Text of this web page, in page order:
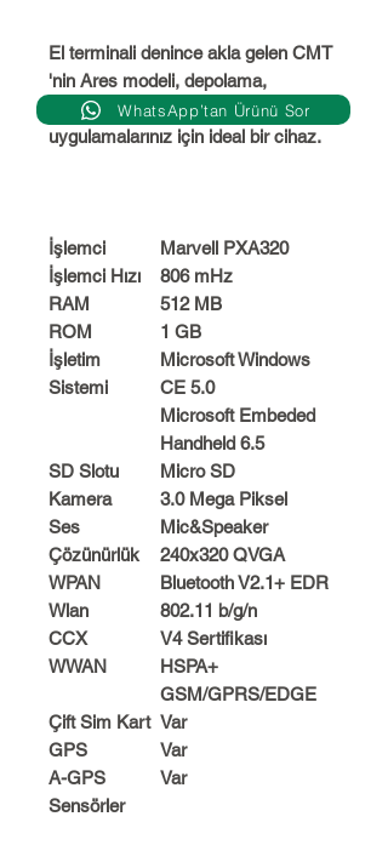
El terminali denince akla gelen CMT
'nin Ares modeli, depolama,
mağazacılık, sevkiyat ve sayım
uygulamalarınız için ideal bir cihaz.
İşlemci
Marvell PXA320
İşlemci Hızı
806 mHz
RAM
512 MB
ROM
1 GB
İşletim
Sistemi
Microsoft Windows
CE 5.0
Microsoft Embeded
Handheld 6.5
SD Slotu
Micro SD
Kamera
3.0 Mega Piksel
Ses
Mic&Speaker
Çözünürlük
240x320 QVGA
WPAN
Bluetooth V2.1+ EDR
Wlan
802.11 b/g/n
CCX
V4 Sertifikası
WWAN
HSPA+
GSM/GPRS/EDGE
Çift Sim Kart Var
GPS
Var
A-GPS
Var
Sensörler
WhatsApp’tan Ürünü Sor